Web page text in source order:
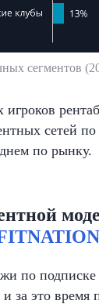
сегментов
сетей
по рынку.
по
и за это время